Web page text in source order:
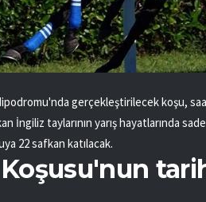
gerçekleştirilecek koşu,
İngiliz taylarının yarış hayatlarında
22 safkan katılacak.